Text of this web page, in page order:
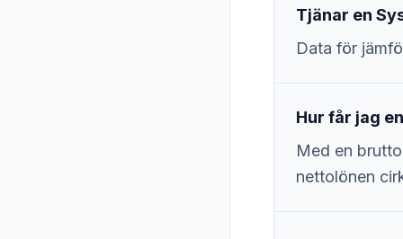
Tjänar en
Data för
Hur får jag
Med en
nettolönen